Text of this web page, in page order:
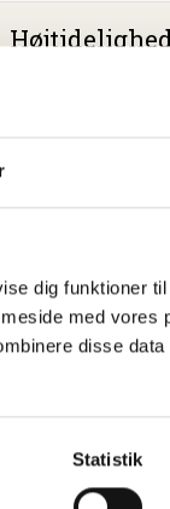
dig funktioner
med vores
disse
Statistik